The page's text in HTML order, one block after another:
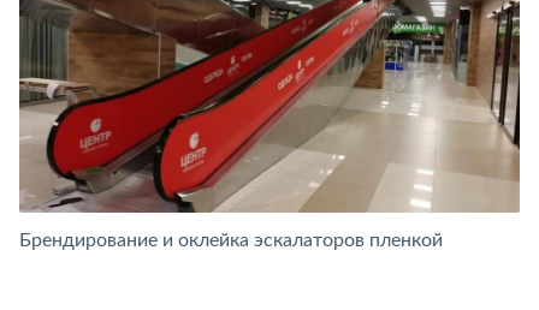
Брендирование и оклейка эскалаторов пленкой